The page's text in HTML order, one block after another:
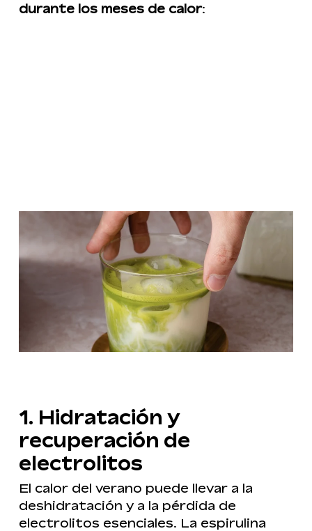
durante los meses de calor:
1. Hidratación y
recuperación de
electrolitos
El calor del verano puede llevar a la
deshidratación y a la pérdida de
electrolitos esenciales. La espirulina